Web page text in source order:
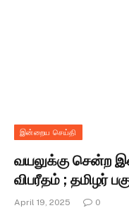
இன்றைய செய்தி
வயலுக்கு சென்ற
விபரீதம் ; தமிழர்
April 19, 2025 0